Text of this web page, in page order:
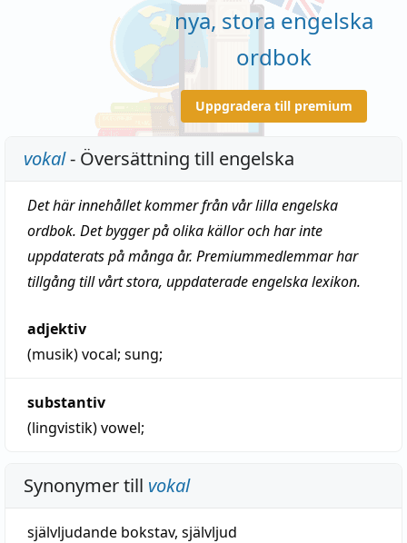
nya, stora engelska
ordbok
Uppgradera till premium
vokal- Översättning till engelska
Det här innehållet kommer från vår lilla engelska
ordbok. Det bygger på olika källor och har inte
uppdaterats på många år. Premiummedlemmar har
tillgång till vårt stora, uppdaterade engelska lexikon.
adjektiv
(musik)vocal; sung;
substantiv
(lingvistik)vowel;
Synonymer till vokal
självljudande bokstav, självljud